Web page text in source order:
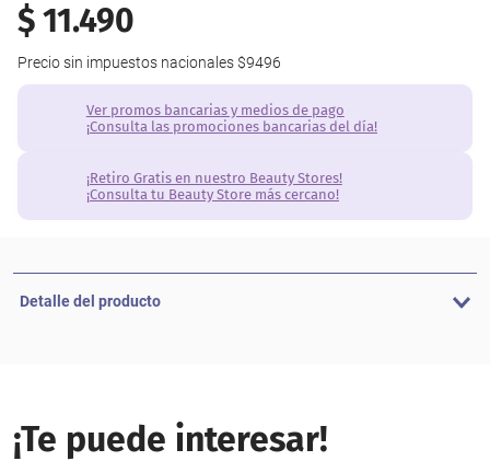
$11.490
Precio sin impuestos nacionales $9496
Ver promos bancarias y medios de pago
¡Consulta las promociones bancarias del día!
¡Retiro Gratis en nuestro Beauty Stores!
¡Consulta tu Beauty Store más cercano!
Detalle del producto
¡Te puede interesar!